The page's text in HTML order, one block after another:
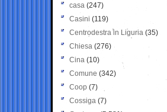
casa (247)
Casini (119)
Centrodestra in Liguria (35)
Chiesa (276)
Cina (10)
Comune (342)
Coop (7)
Cossiga (7)